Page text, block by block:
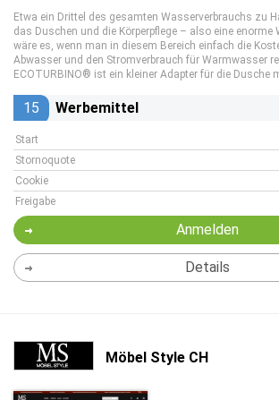
Etwa ein Drittel des gesamten Wasserverbrauchs zu
das Duschen und die Körperpflege – also eine enorme
wäre es, wenn man in diesem Bereich einfach die
Abwasser und den Stromverbrauch für Warmwasser
ECOTURBINO® ist ein kleiner Adapter für die Dusche
15 Werbemittel
Start
Stornoquote
Cookie
Freigabe
Anmelden
Details
Möbel Style CH